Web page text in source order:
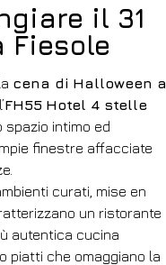
2
0
Prenota
prenotazione
il 31
Fiesole
cena di Halloween a
FH55 Hotel 4 stelle
spazio intimo ed
finestre affacciate
curati, mise en
un ristorante
autentica cucina
piatti che omaggiano la